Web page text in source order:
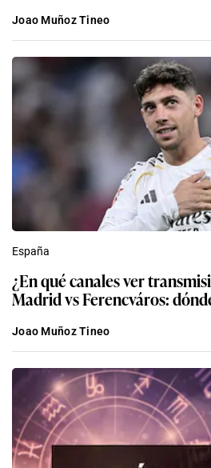
Joao Muñoz Tineo
España
¿En qué canales ver
Madrid vs Ferencváros:
Joao Muñoz Tineo